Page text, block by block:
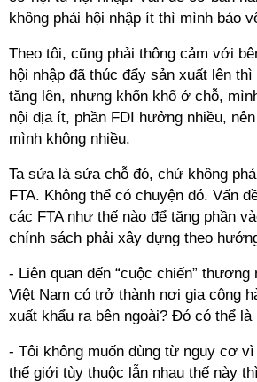
không phải hội nhập ít thì mình bảo
Theo tôi, cũng phải thông cảm với
hội nhập đã thúc đẩy sản xuất lên thì
tăng lên, nhưng khốn khổ ở chỗ,
nội địa ít, phần FDI hưởng nhiều,
mình không nhiều.
Ta sửa là sửa chỗ đó, chứ không
FTA. Không thể có chuyện đó. Vấn
các FTA như thế nào để tăng phần
chính sách phải xây dựng theo
- Liên quan đến “cuộc chiến”
Việt Nam có trở thành nơi gia công
xuất khẩu ra bên ngoài? Đó có thể
- Tôi không muốn dùng từ nguy cơ vì
thế giới tùy thuộc lẫn nhau thế này